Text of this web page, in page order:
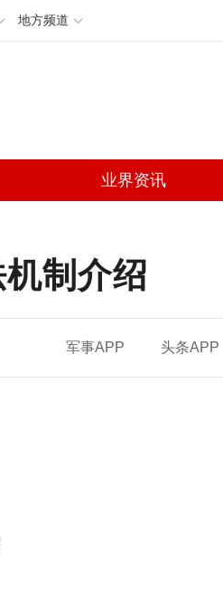
地方频道
业界资讯
制介绍
军事APP 头条APP